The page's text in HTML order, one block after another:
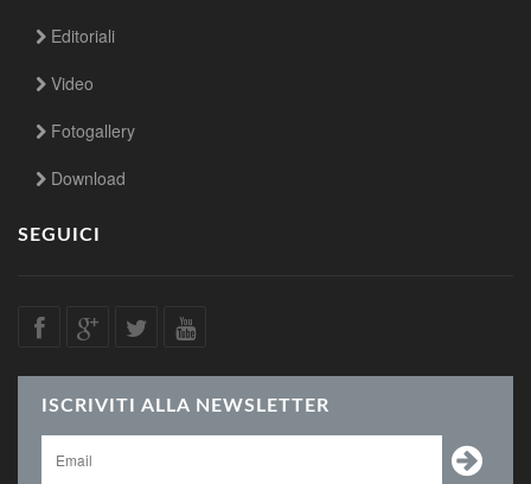
Editoriali
Video
Fotogallery
Download
SEGUICI
ISCRIVITI ALLA NEWSLETTER